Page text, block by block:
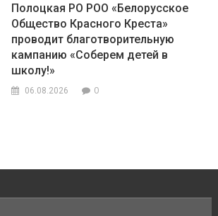
Полоцкая РО РОО «Белорусское
Общество Красного Креста»
проводит благотворительную
кампанию «Соберем детей в
школу!»
06.08.2026 0